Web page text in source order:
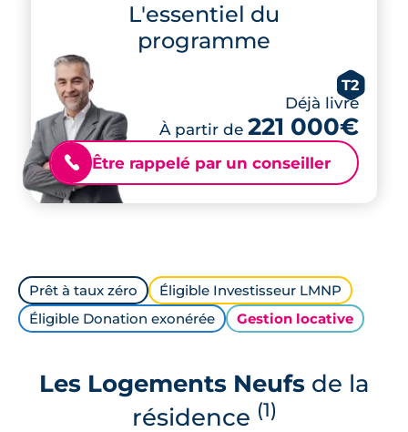
L'essentiel du
programme
T2
Déjà livré
À partir de 221 000€
📞 Être rappelé par un conseiller
Prêt à taux zéro
Éligible Investisseur LMNP
Éligible Donation exonérée
Gestion locative
Les Logements Neufsde la
résidence (1)